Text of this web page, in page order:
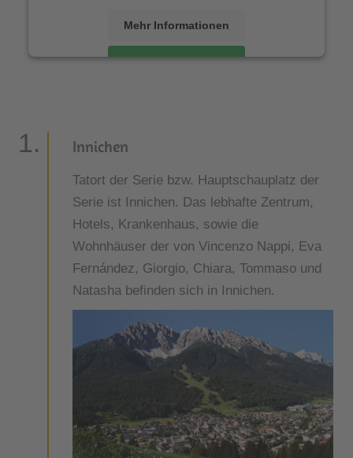
Mehr Informationen
AKZEPTIEREN
Innichen
Tatort der Serie bzw. Hauptschauplatz der
Serie ist Innichen. Das lebhafte Zentrum,
Hotels, Krankenhaus, sowie die
Wohnhäuser der von Vincenzo Nappi, Eva
Fernández, Giorgio, Chiara, Tommaso und
Natasha befinden sich in Innichen.